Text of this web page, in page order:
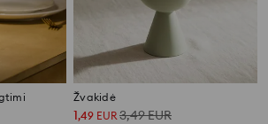
Žvakidė
1,49 EUR3,49EUR